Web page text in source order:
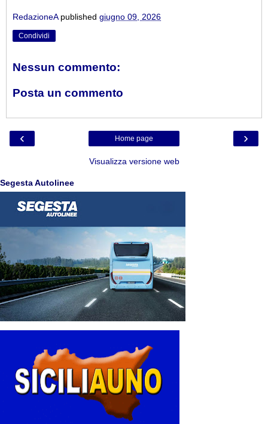
RedazioneA published giugno 09, 2026
Condividi
Nessun commento:
Posta un commento
‹ ›
Home page
Visualizza versione web
Segesta Autolinee